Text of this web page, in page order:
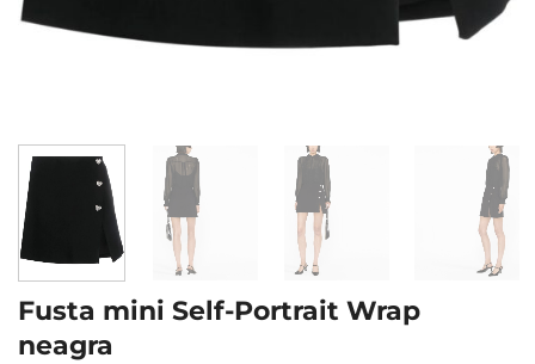
Fusta mini Self-Portrait Wrap
neagra